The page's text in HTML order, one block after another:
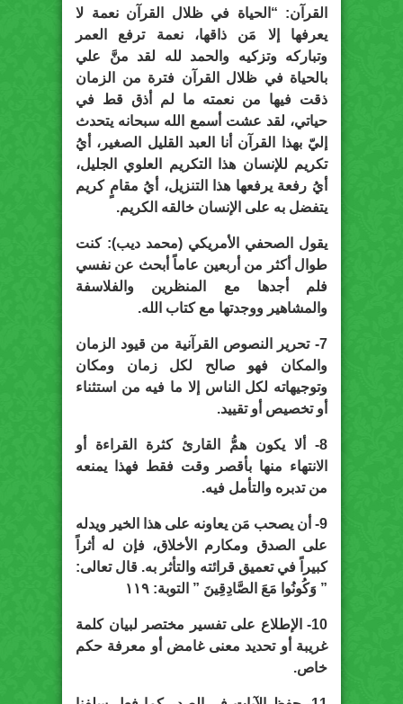
القرآن: “الحياة في ظلال القرآن نعمة لا
يعرفها إلا مَن ذاقها، نعمة ترفع العمر
وتباركه وتزكيه والحمد لله لقد منَّ علي
بالحياة في ظلال القرآن فترة من الزمان
ذقت فيها من نعمته ما لم أذق قط في
حياتي، لقد عشت أسمع الله سبحانه يتحدث
إليّ بهذا القرآن أنا العبد القليل الصغير، أيُ
تكريم للإنسان هذا التكريم العلوي الجليل،
أيُ رفعة يرفعها هذا التنزيل، أيُ مقامٍ كريم
يتفضل به على الإنسان خالقه الكريم.
يقول الصحفي الأمريكي (محمد ديب): كنت
طوال أكثر من أربعين عاماً أبحث عن نفسي
فلم أجدها مع المنظرين والفلاسفة
والمشاهير ووجدتها مع كتاب الله.
7- تحرير النصوص القرآنية من قيود الزمان
والمكان فهو صالح لكل زمان ومكان
وتوجيهاته لكل الناس إلا ما فيه من استثناء
أو تخصيص أو تقييد.
8- ألا يكون همُّ القارئ كثرة القراءة أو
الانتهاء منها بأقصر وقت فقط فهذا يمنعه
من تدبره والتأمل فيه.
9- أن يصحب مَن يعاونه على هذا الخير ويدله
على الصدق ومكارم الأخلاق، فإن له أثراً
كبيراً في تعميق قرائته والتأثر به. قال تعالى:
” وَكُونُوا مَعَ الصَّادِقِينَ ” التوبة: ١١٩
10- الإطلاع على تفسير مختصر لبيان كلمة
غريبة أو تحديد معنى غامض أو معرفة حكم
خاص.